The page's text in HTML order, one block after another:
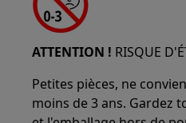
ATTENTION ! RISQUE
Petites pièces, ne
moins de 3 ans. Gardez